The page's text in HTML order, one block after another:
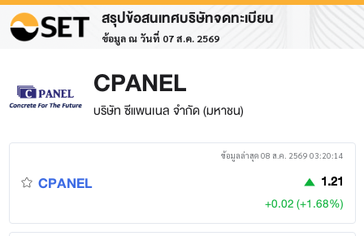
สรุปข้อสนเทศบริษัทจดทะเบียน
ข้อมูล ณ วันที่ 07 ส.ค. 2569
CPANEL
บริษัท ซีแพนเนล จำกัด (มหาชน)
ข้อมูลล่าสุด 08 ส.ค. 2569 03:20:14
CPANEL 1.21
+0.02 (+1.68%)